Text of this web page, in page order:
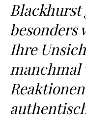
Blackhurst
besonders
Ihre